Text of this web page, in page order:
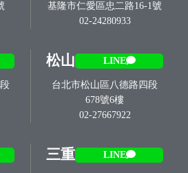
基隆市仁愛區忠二路16-1號
02-24280933
松山 LINE
台北市松山區八德路四段
678號6樓
02-27667922
三重 LINE